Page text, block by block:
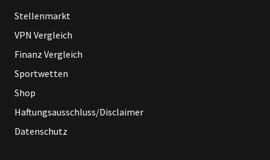
Stellenmarkt
VPN Vergleich
Finanz Vergleich
Sportwetten
Shop
Haftungsausschluss/Disclaimer
Datenschutz